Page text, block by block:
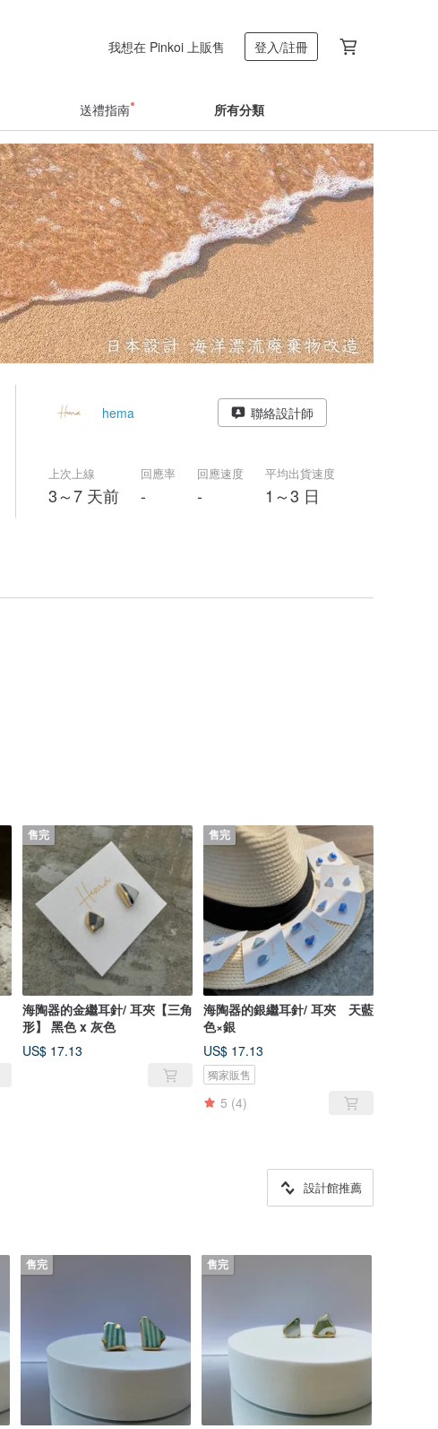
我想在 Pinkoi 上販售 登入/註冊
送禮指南 所有分類
hema 聯絡設計師
上次上線
3～7 天前
回應率
-
回應速度
-
平均出貨速度
1～3 日
售完
海陶器的金繼耳針/ 耳夾【三角
形】 黑色 x 灰色
US$ 17.13
售完
海陶器的銀繼耳針/ 耳夾 天藍
色×銀
US$ 17.13
獨家販售
5 (4)
設計館推薦
售完 售完